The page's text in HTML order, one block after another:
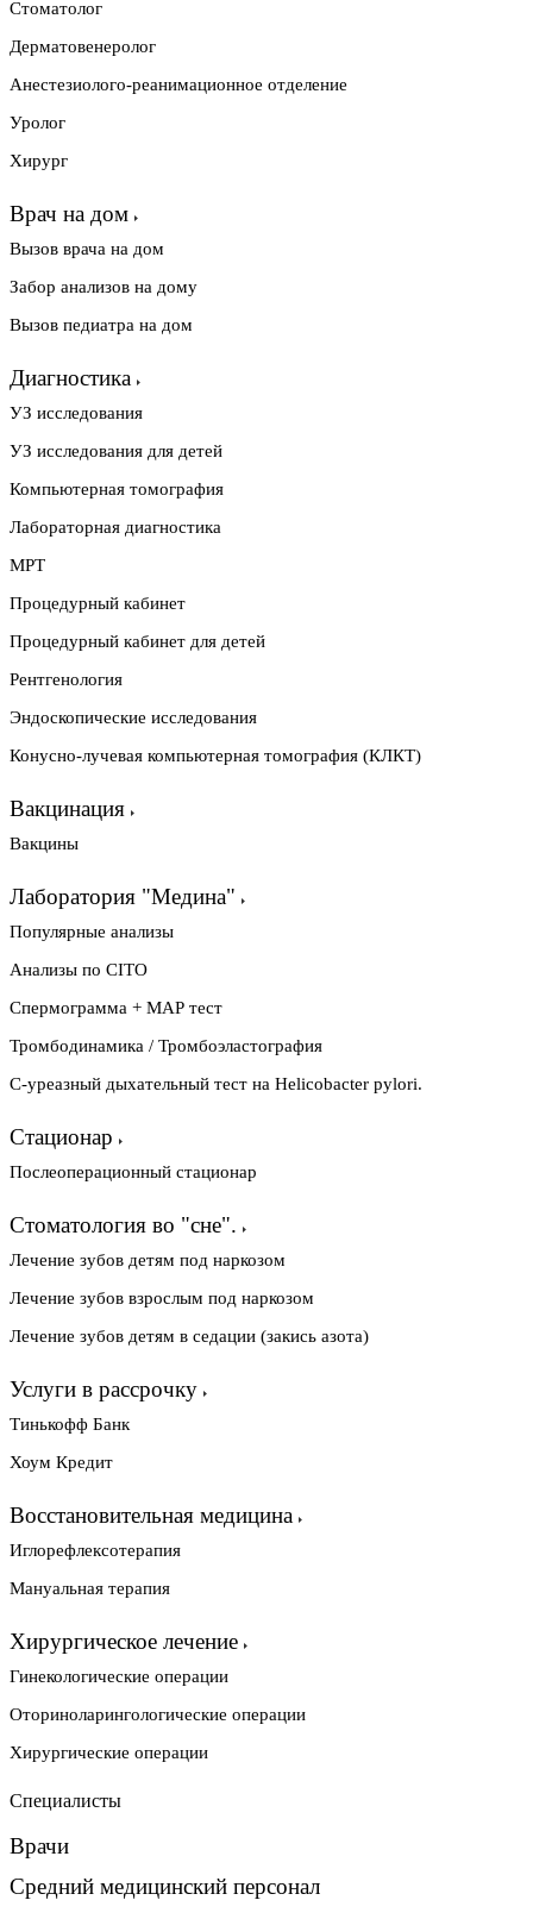
Стоматолог
Дерматовенеролог
Анестезиолого-реанимационное отделение
Уролог
Хирург
Врач на дом
Вызов врача на дом
Забор анализов на дому
Вызов педиатра на дом
Диагностика
УЗ исследования
УЗ исследования для детей
Компьютерная томография
Лабораторная диагностика
МРТ
Процедурный кабинет
Процедурный кабинет для детей
Рентгенология
Эндоскопические исследования
Конусно-лучевая компьютерная томография (КЛКТ)
Вакцинация
Вакцины
Лаборатория "Медина"
Популярные анализы
Анализы по CITO
Спермограмма + МАР тест
Тромбодинамика / Тромбоэластография
С-уреазный дыхательный тест на Helicobacter pylori.
Стационар
Послеоперационный стационар
Стоматология во "сне".
Лечение зубов детям под наркозом
Лечение зубов взрослым под наркозом
Лечение зубов детям в седации (закись азота)
Услуги в рассрочку
Тинькофф Банк
Хоум Кредит
Восстановительная медицина
Иглорефлексотерапия
Мануальная терапия
Хирургическое лечение
Гинекологические операции
Оториноларингологические операции
Хирургические операции
Специалисты
Врачи
Средний медицинский персонал